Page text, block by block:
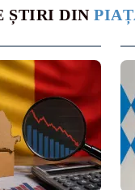
ȘTIRI DIN